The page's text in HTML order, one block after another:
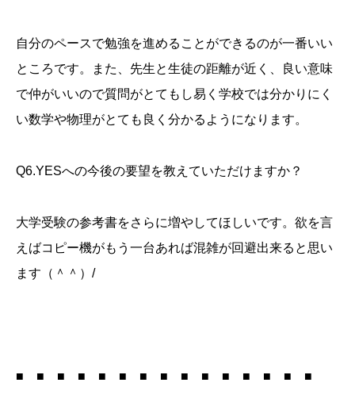
自分のペースで勉強を進めることができるのが一番いい
ところです。また、先生と生徒の距離が近く、良い意味
で仲がいいので質問がとてもし易く学校では分かりにく
い数学や物理がとても良く分かるようになります。
Q6.YESへの今後の要望を教えていただけますか？
大学受験の参考書をさらに増やしてほしいです。欲を言
えばコピー機がもう一台あれば混雑が回避出来ると思い
ます（＾＾）/
■ ■ ■ ■ ■ ■ ■ ■ ■ ■ ■ ■ ■ ■ ■